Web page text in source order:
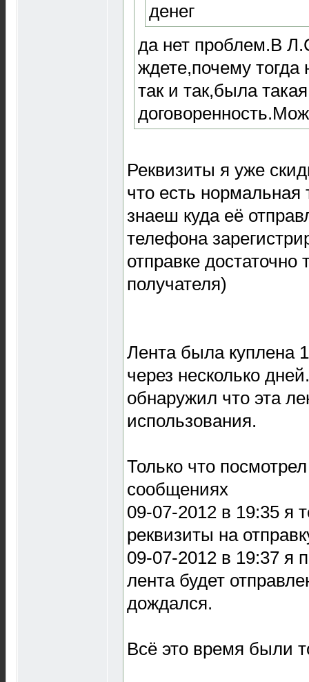
денег
да нет проблем.В
ждете,почему
так и так,была такая
Реквизиты я уже
что есть нормальная
знаеш куда её
телефона
отправке достаточно
получателя)
Лента была куплена
через несколько
обнаружил что эта
использования.
Только что
сообщениях
09-07-2012 в 19:35 я
реквизиты на
09-07-2012 в 19:37 я
лента будет
дождался.
Всё это время были